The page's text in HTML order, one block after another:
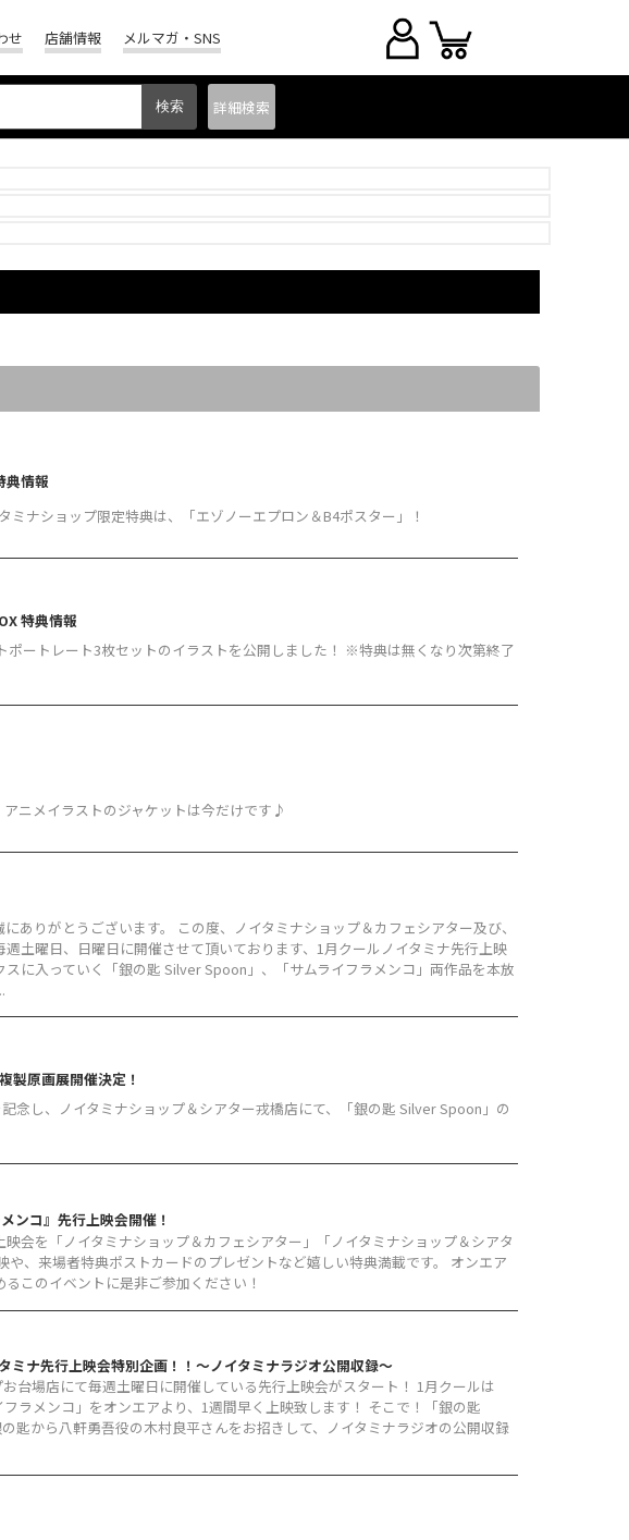
せ 店舗情報 メルマガ・SNS
詳細検索
典情報
ミナショップ限定特典は、「エゾノーエプロン＆B4ポスター」！
特典情報
ポートレート3枚セットのイラストを公開しました！ ※特典は無くなり次第終了
アニメイラストのジャケットは今だけです♪
ありがとうございます。 この度、ノイタミナショップ＆カフェシアター及び、
土曜日、日曜日に開催させて頂いております、1月クールノイタミナ先行上映
に入っていく「銀の匙 Silver Spoon」、「サムライフラメンコ」両作品を本放
製原画展開催決定！
念し、ノイタミナショップ＆シアター戎橋店にて、「銀の匙 Silver Spoon」の
ンコ』先行上映会開催！
映会を「ノイタミナショップ＆カフェシアター」「ノイタミナショップ＆シアタ
や、来場者特典ポストカードのプレゼントなど嬉しい特典満載です。 オンエア
このイベントに是非ご参加ください！
ナ先行上映会特別企画！！～ノイタミナラジオ公開収録～
台場店にて毎週土曜日に開催している先行上映会がスタート！ 1月クールは
ラメンコ」をオンエアより、1週間早く上映致します！ そこで！「銀の匙
匙から八軒勇吾役の木村良平さんをお招きして、ノイタミナラジオの公開収録